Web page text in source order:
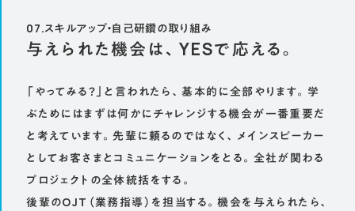
07.スキルアップ・自己研鑽の取り組み
与えられた機会は、YESで応える。
「やってみる？」と言われたら、基本的に全部やります。学
ぶためにはまずは何かにチャレンジする機会が一番重要だ
と考えています。先輩に頼るのではなく、メインスピーカー
としてお客さまとコミュニケーションをとる。全社が関わる
プロジェクトの全体統括をする。
後輩のOJT（業務指導）を担当する。機会を与えられたら、